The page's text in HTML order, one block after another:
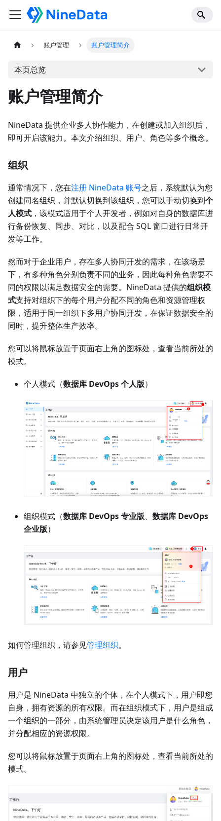
账户管理 账户管理简介
本页总览
账户管理简介
NineData 提供企业多人协作能力，在创建或加入组织后，
即可开启该能力。本文介绍组织、用户、角色等多个概念。
组织
通常情况下，您在注册 NineData 账号之后，系统默认为您
创建同名组织，并默认切换到该组织，您可以手动切换到个
人模式 ，该模式适用于个人开发者，例如对自身的数据库进
行备份恢复、同步、对比，以及配合 SQL 窗口进行日常开
发等工作。
然而对于企业用户，存在多人协同开发的需求，在该场景
下，有多种角色分别负责不同的业务，因此每种角色需要不
同的权限以满足数据安全的需要。NineData 提供的组织模
式支持对组织下的每个用户分配不同的角色和资源管理权
限，适用于同一组织下多用户协同开发，在保证数据安全的
同时，提升整体生产效率。
您可以将鼠标放置于页面右上角的图标处，查看当前所处的
模式。
个人模式（数据库 DevOps 个人版）
组织模式（数据库 DevOps 专业版、 数据库 DevOps
企业版）
如何管理组织，请参见管理组织。
用户
用户是 NineData 中独立的个体，在个人模式下，用户即您
自身，拥有资源的所有权限。而在组织模式下，用户是组成
一个组织的一部分，由系统管理员决定该用户是什么角色，
并分配相应的资源权限。
您可以将鼠标放置于页面右上角的图标处，查看当前所处的
模式。